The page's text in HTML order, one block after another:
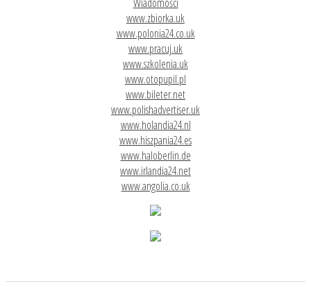
www.zbiorka.uk
www.polonia24.co.uk
www.pracuj.uk
www.szkolenia.uk
www.otopupil.pl
www.bileter.net
www.polishadvertiser.uk
www.holandia24.nl
www.hiszpania24.es
www.haloberlin.de
www.irlandia24.net
www.angolia.co.uk